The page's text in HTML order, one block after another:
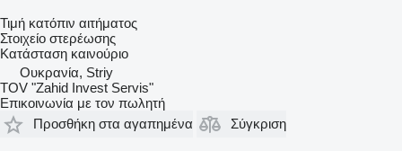
Τιμή κατόπιν αιτήματος
Στοιχείο στερέωσης
Κατάσταση καινούριο
Ουκρανία, Striy
TOV "Zahid Invest Servis"
Επικοινωνία με τον πωλητή
Προσθήκη στα αγαπημένα
Σύγκριση